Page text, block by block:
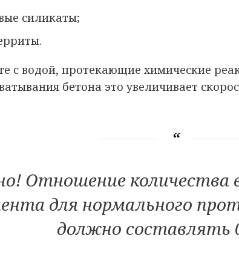
силикаты;
с водой, протекающие химические
бетона это увеличивает
Отношение количества
для нормального
должно составлять